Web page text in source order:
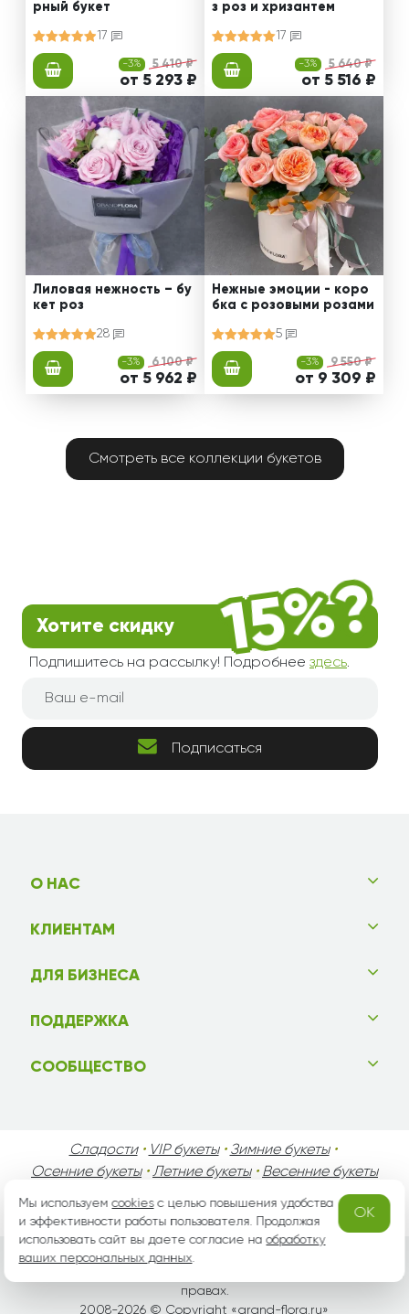
рный букет
17
-3% 5 410 ₽
от 5 293 ₽
з роз и хризантем
17
-3% 5 640 ₽
от 5 516 ₽
Лиловая нежность – бу
кет роз
28
-3% 6 100 ₽
от 5 962 ₽
Нежные эмоции - коро
бка с розовыми розами
5
-3% 9 550 ₽
от 9 309 ₽
Смотреть все коллекции букетов
Хотите скидку
Подпишитесь на рассылку! Подробнее здесь.
Подписаться
О НАС
КЛИЕНТАМ
ДЛЯ БИЗНЕСА
ПОДДЕРЖКА
СООБЩЕСТВО
Сладости• VIP букеты• Зимние букеты•
Осенние букеты•Летние букеты• Весенние букеты
•
День Мужчин•Праздники!
правах.
2008-2026 © Copyright «grand-flora.ru»
Мы используемcookiesс целью повышения удобства
и эффективности работы пользователя. Продолжая
использовать сайт вы даете согласие наобработку
ваших персональных данных.
OK